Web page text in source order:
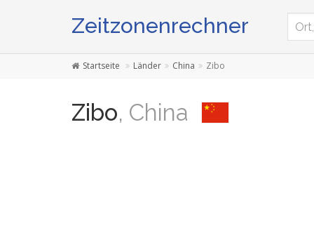
Zeitzonenrechner
Startseite Länder China Zibo
Zibo, China